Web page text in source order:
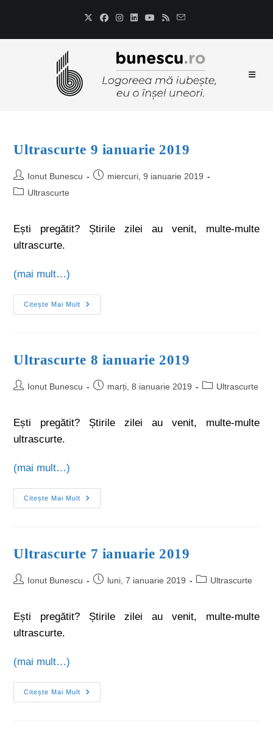
Ultrascurte 9 ianuarie 2019
Ionut Bunescu
miercuri, 9 ianuarie 2019
Ultrascurte
Ești pregătit? Știrile zilei au venit, multe-multe
ultrascurte.
(mai mult…)
Citește Mai Mult
Ultrascurte 8 ianuarie 2019
Ionut Bunescu marți, 8 ianuarie 2019 Ultrascurte
Ești pregătit? Știrile zilei au venit, multe-multe
ultrascurte.
(mai mult…)
Citește Mai Mult
Ultrascurte 7 ianuarie 2019
Ionut Bunescu luni, 7 ianuarie 2019 Ultrascurte
Ești pregătit? Știrile zilei au venit, multe-multe
ultrascurte.
(mai mult…)
Citește Mai Mult